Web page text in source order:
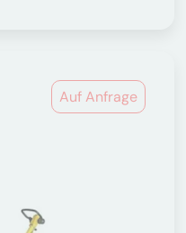
Auf Anfrage